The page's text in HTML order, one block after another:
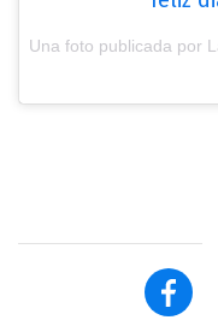
Una foto publicada por